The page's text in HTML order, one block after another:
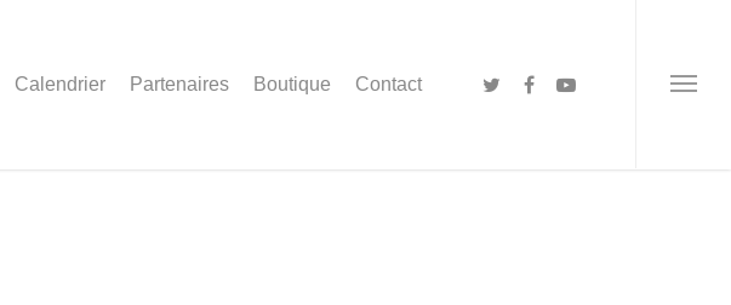
Calendrier Partenaires Boutique Contact